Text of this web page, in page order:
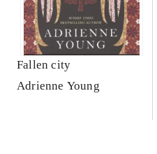
Fallen city
Adrienne Young